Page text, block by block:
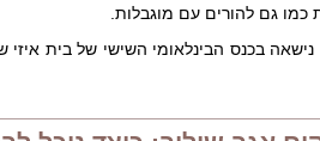
כמו גם להורים עם מוגבלות.
בכנס הבינלאומי השישי של בית